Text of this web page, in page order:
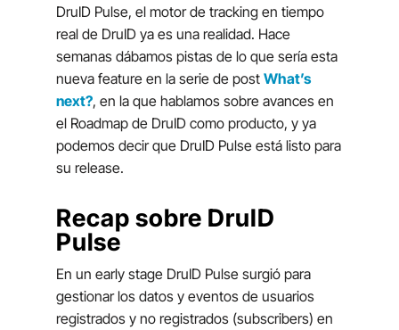
DruID Pulse, el motor de tracking en tiempo
real de DruID ya es una realidad. Hace
semanas dábamos pistas de lo que sería esta
nueva feature en la serie de post What’s
next?, en la que hablamos sobre avances en
el Roadmap de DruID como producto, y ya
podemos decir que DruID Pulse está listo para
su release.
Recap sobre DruID
Pulse
En un early stage DruID Pulse surgió para
gestionar los datos y eventos de usuarios
registrados y no registrados (subscribers) en